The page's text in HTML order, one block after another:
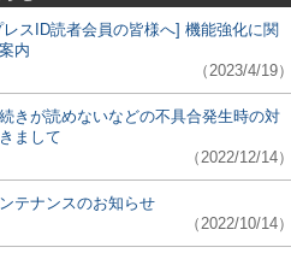
レスID読者会員の皆様へ] 機能強化に関
内
（2023/4/19）
きが読めないなどの不具合発生時の対
まして
（2022/12/14）
テナンスのお知らせ
（2022/10/14）